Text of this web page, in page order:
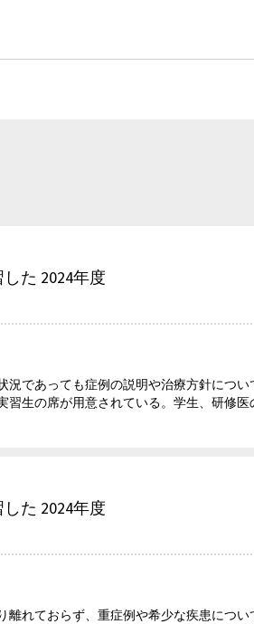
た 2024年度
況であっても症例の説明や治療方針につ
生の席が用意されている。学生、研修医
た 2024年度
離れておらず、重症例や希少な疾患につ